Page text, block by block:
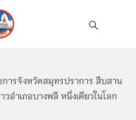
การจังหวัดสมุทรปราการ สืบสาน
อำเภอบางพลี หนึ่งเดียวในโลก